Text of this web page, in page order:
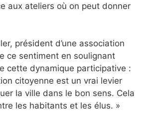
aux ateliers où on peut donner
président d’une association
ce sentiment en soulignant
cette dynamique participative :
citoyenne est un vrai levier
la ville dans le bon sens. Cela
les habitants et les élus. »